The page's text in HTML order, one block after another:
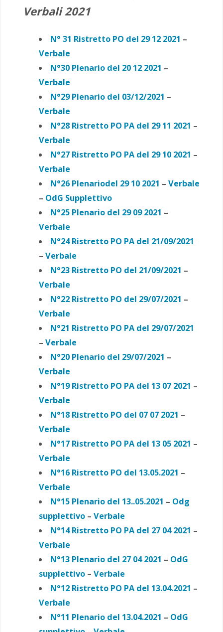
Verbali 2021
N° 31 Ristretto PO del 29 12 2021 –
Verbale
N°30 Plenario del 20 12 2021 –
Verbale
N°29 Plenario del 03/12/2021 –
Verbale
N°28 Ristretto PO PA del 29 11 2021 –
Verbale
N°27 Ristretto PO PA del 29 10 2021 –
Verbale
N°26 Plenariodel 29 10 2021 –Verbale
– OdG Supplettivo
N°25 Plenario del 29 09 2021 –
Verbale
N°24 Ristretto PO PA del 21/09/2021
– Verbale
N°23 Ristretto PO del 21/09/2021 –
Verbale
N°22 Ristretto PO del 29/07/2021 –
Verbale
N°21 Ristretto PO PA del 29/07/2021
– Verbale
N°20 Plenario del 29/07/2021 –
Verbale
N°19 Ristretto PO PA del 13 07 2021 –
Verbale
N°18 Ristretto PO del 07 07 2021 –
Verbale
N°17 Ristretto PO PA del 13 05 2021 –
Verbale
N°16 Ristretto PO del 13.05.2021 –
Verbale
N°15 Plenario del 13..05.2021 – Odg
supplettivo– Verbale
N°14 Ristretto PO PA del 27 04 2021 –
Verbale
N°13 Plenario del 27 04 2021 – OdG
supplettivo– Verbale
N°12 Ristretto PO PA del 13.04.2021 –
Verbale
N°11 Plenario del 13.04.2021 – OdG